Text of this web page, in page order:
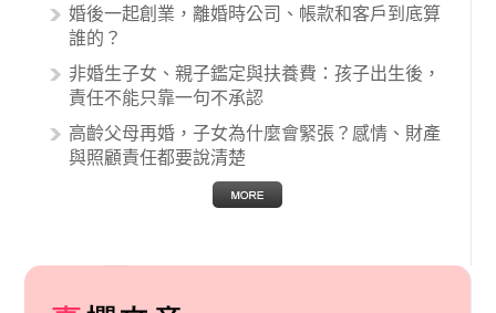
婚後一起創業，離婚時公司、帳款和客戶到底算
誰的？
非婚生子女、親子鑑定與扶養費：孩子出生後，
責任不能只靠一句不承認
高齡父母再婚，子女為什麼會緊張？感情、財產
與照顧責任都要說清楚